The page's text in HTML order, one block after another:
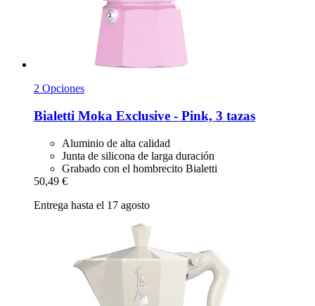
2 Opciones
Bialetti Moka Exclusive -​ Pink, 3 tazas
Aluminio de alta calidad
Junta de silicona de larga duración
Grabado con el hombrecito Bialetti
50,49 €
Entrega hasta el 17 agosto